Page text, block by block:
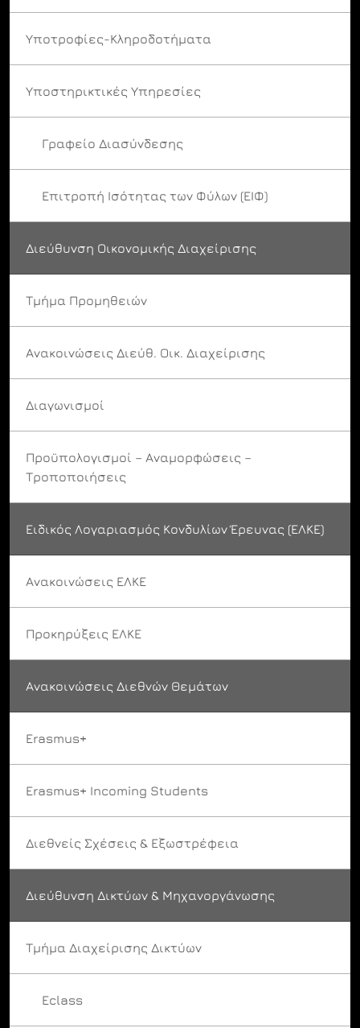
Υποτροφίες-Κληροδοτήματα
Υποστηρικτικές Υπηρεσίες
Γραφείο Διασύνδεσης
Επιτροπή Ισότητας των Φύλων (ΕΙΦ)
Διεύθυνση Οικονομικής Διαχείρισης
Τμήμα Προμηθειών
Ανακοινώσεις Διεύθ. Οικ. Διαχείρισης
Διαγωνισμοί
Προϋπολογισμοί – Αναμορφώσεις –
Τροποποιήσεις
Ειδικός Λογαριασμός Κονδυλίων Έρευνας (ΕΛΚΕ)
Ανακοινώσεις ΕΛΚΕ
Προκηρύξεις ΕΛΚΕ
Ανακοινώσεις Διεθνών Θεμάτων
Erasmus+
Erasmus+ Incoming Students
Διεθνείς Σχέσεις & Εξωστρέφεια
Διεύθυνση Δικτύων & Μηχανοργάνωσης
Τμήμα Διαχείρισης Δικτύων
Eclass